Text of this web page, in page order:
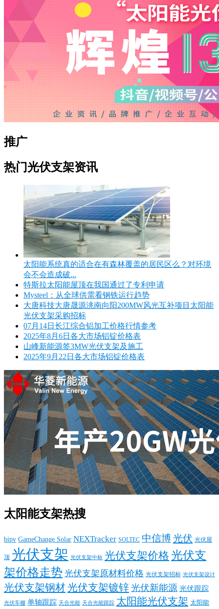
推广
热门光伏支架资讯
太阳能系统真的适合在有森林覆盖的居民区么？对环境
会不会造成破...
特斯拉太阳能屋顶在我国通过了专利申请
Mysteel：从全球供需看钢铁运行趋势
大唐科技大唐晟源洮南向阳200MW风光互补项目太阳能
光伏支架采购招标
07月14日长江综合铝加工价格行情参考
2025年8月6日各大市场铝锭价格表
山峰新能源签3MW光伏支架及施工
2025年9月22日各大市场铝锭价格表
太阳能支架热搜
bipv GameChange Solar NEXTracker SOLTEC 中信博光伏 光伏屋
顶 光伏支架 光伏支架中标 光伏支架价格 光伏支
架价格走势 光伏支架原材料价格 光伏支架招标 光伏支架设计
光伏支架钢材光伏支架镀锌光伏新能源 光伏跟踪
光伏车棚 单轴跟踪 天合光能 天合光能跟踪 太阳能光伏支架 太阳能